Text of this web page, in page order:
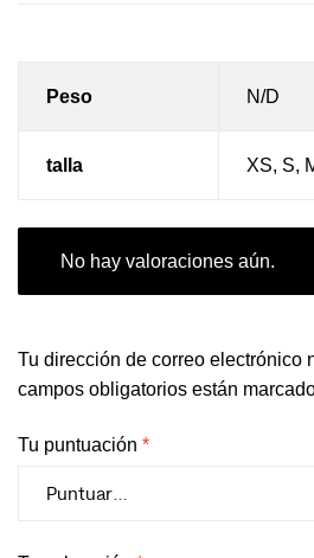
Peso N/D
talla XS, S,
No hay valoraciones aún.
Tu dirección de correo electrónico
campos obligatorios están
Tu puntuación *